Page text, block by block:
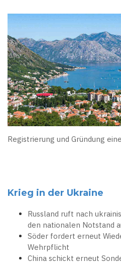
Registrierung und Gründung
Krieg in der Ukraine
Russland ruft nach
den nationalen Notstand
Söder fordert erneut
Wehrpflicht
China schickt erneut